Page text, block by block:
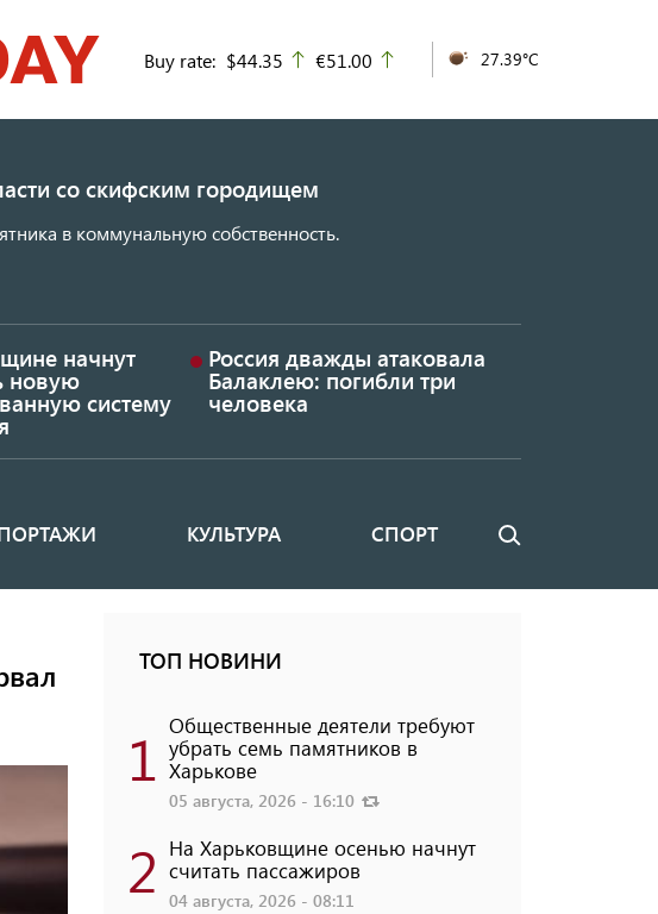
Buy rate: $44.35 up
€51.00 27.39°C
со скифским городищем
в коммунальную собственность.
начнут
новую
систему
Россия дважды атаковала
Балаклею: погибли три
человека
КУЛЬТУРА СПОРТ Поиск
ТОП НОВИНИ
1 Общественные деятели требуют
убрать семь памятников в
Харькове
05 августа, 2026 - 16:10
2 На Харьковщине осенью начнут
считать пассажиров
04 августа, 2026 - 08:11